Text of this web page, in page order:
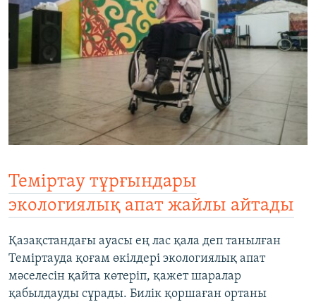
Теміртау тұрғындары
экологиялық апат жайлы айтады
Қазақстандағы ауасы ең лас қала деп танылған
Теміртауда қоғам өкілдері экологиялық апат
мәселесін қайта көтеріп, қажет шаралар
қабылдауды сұрады. Билік қоршаған ортаны